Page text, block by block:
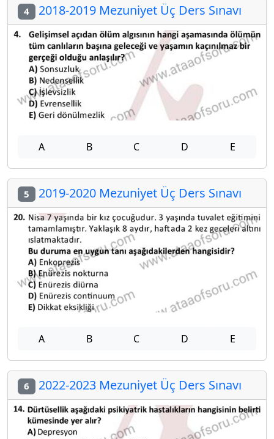
4 2018-2019 Mezuniyet Üç Ders Sınavı
A B C D E
5 2019-2020 Mezuniyet Üç Ders Sınavı
A B C D E
6 2022-2023 Mezuniyet Üç Ders Sınavı